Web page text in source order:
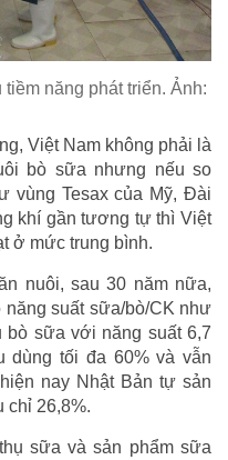
năng phát triển. Ảnh:
Việt Nam không phải là
bò sữa nhưng nếu so
vùng Tesax của Mỹ, Đài
khí gần tương tự thì Việt
ở mức trung bình.
nuôi, sau 30 năm nữa,
suất sữa/bò/CK như
sữa với năng suất 6,7
dùng tối đa 60% và vẫn
nay Nhật Bản tự sản
chỉ 26,8%.
sữa và sản phẩm sữa